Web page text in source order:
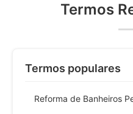
Termos
Termos populares
Reforma de Banheiros